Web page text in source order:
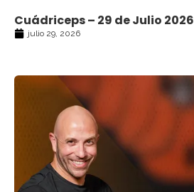
Cuádriceps – 29 de Julio 2026
julio 29, 2026